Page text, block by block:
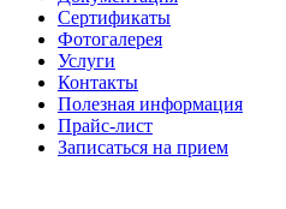
Сертификаты
Фотогалерея
Услуги
Контакты
Полезная информация
Прайс-лист
Записаться на прием